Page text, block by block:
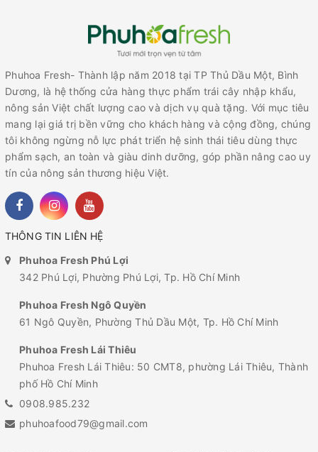
Phuhoa Fresh- Thành lập năm 2018 tại TP Thủ Dầu Một, Bình
Dương, là hệ thống cửa hàng thực phẩm trái cây nhập khẩu,
nông sản Việt chất lượng cao và dịch vụ quà tặng. Với mục tiêu
mang lại giá trị bền vững cho khách hàng và cộng đồng, chúng
tôi không ngừng nỗ lực phát triển hệ sinh thái tiêu dùng thực
phẩm sạch, an toàn và giàu dinh dưỡng, góp phần nâng cao uy
tín của nông sản thương hiệu Việt.
THÔNG TIN LIÊN HỆ
Phuhoa Fresh Phú Lợi
342 Phú Lợi, Phường Phú Lợi, Tp. Hồ Chí Minh
Phuhoa Fresh Ngô Quyền
61 Ngô Quyền, Phường Thủ Dầu Một, Tp. Hồ Chí Minh
Phuhoa Fresh Lái Thiêu
Phuhoa Fresh Lái Thiêu: 50 CMT8, phường Lái Thiêu, Thành
phố Hồ Chí Minh
0908.985.232
phuhoafood79@gmail.com